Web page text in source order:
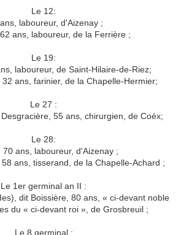
Le 12:
laboureur, d'Aizenay ;
ans, laboureur, de la Ferrière ;
Le 19:
laboureur, de Saint-Hilaire-de-Riez;
ans, farinier, de la Chapelle-Hermier;
Le 27 :
55 ans, chirurgien, de Coéx;
Le 28:
ans, laboureur, d'Aizenay ;
ans, tisserand, de la Chapelle-Achard ;
Le 1er germinal an II :
dit Boissière, 80 ans, « ci-devant noble
du « ci-devant roi », de Grosbreuil ;
Le 8 germinal :